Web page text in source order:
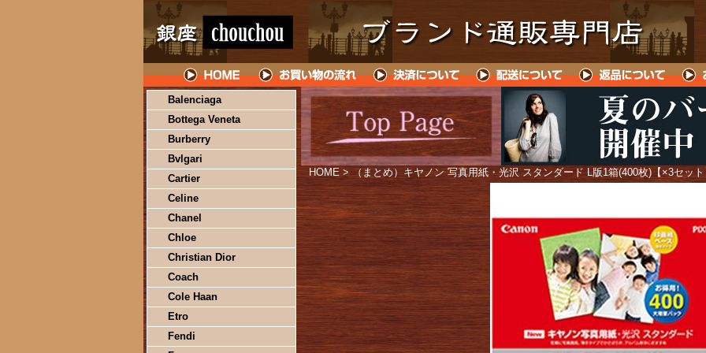
Balenciaga
Bottega Veneta
Burberry
Bvlgari
Cartier
Celine
Chanel
Chloe
Christian Dior
Coach
Cole Haan
Etro
Fendi
HOME > （まとめ）キヤノン 写真用紙・光沢 スタンダード L版1箱(400枚)【×3セッ